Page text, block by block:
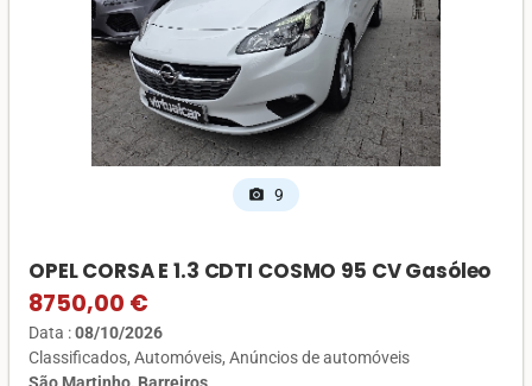
photo_camera 9
OPEL CORSA E 1.3 CDTI COSMO 95 CV Gasóleo
8750,00 €
Data :08/10/2026
Classificados Automóveis Anúncios de automóveis